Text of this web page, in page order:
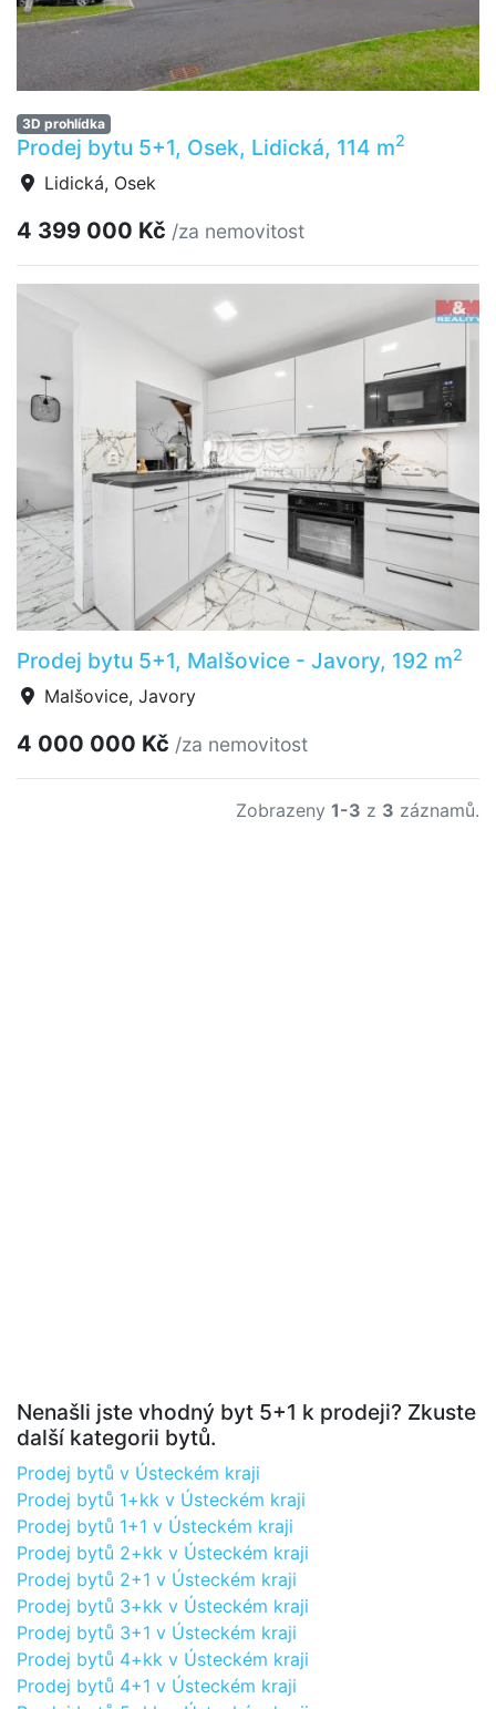
3D prohlídka
Prodej bytu 5+1, Osek, Lidická, 114 m2
Lidická, Osek
4 399 000 Kč /za nemovitost
Prodej bytu 5+1, Malšovice - Javory, 192 m2
Malšovice, Javory
4 000 000 Kč /za nemovitost
Zobrazeny 1-3 z 3 záznamů.
Nenašli jste vhodný byt 5+1 k prodeji? Zkuste
další kategorii bytů.
Prodej bytů v Ústeckém kraji
Prodej bytů 1+kk v Ústeckém kraji
Prodej bytů 1+1 v Ústeckém kraji
Prodej bytů 2+kk v Ústeckém kraji
Prodej bytů 2+1 v Ústeckém kraji
Prodej bytů 3+kk v Ústeckém kraji
Prodej bytů 3+1 v Ústeckém kraji
Prodej bytů 4+kk v Ústeckém kraji
Prodej bytů 4+1 v Ústeckém kraji